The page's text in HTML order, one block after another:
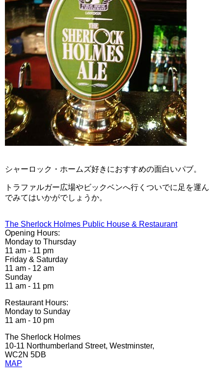
シャーロック・ホームズ好きにおすすめの面白いパブ。
トラファルガー広場やビックベンへ行くついでに足を運ん
でみてはいかがでしょうか。
The Sherlock Holmes Public House & Restaurant
Opening Hours:
Monday to Thursday
11 am - 11 pm
Friday & Saturday
11 am - 12 am
Sunday
11 am - 11 pm
Restaurant Hours:
Monday to Sunday
11 am - 10 pm
The Sherlock Holmes
10-11 Northumberland Street, Westminster,
WC2N 5DB
MAP